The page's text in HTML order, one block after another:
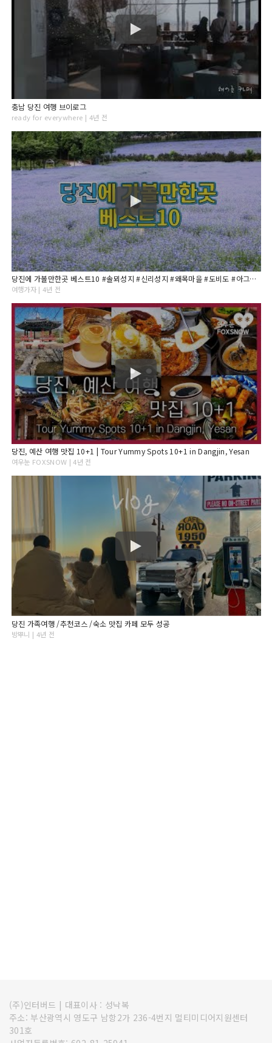
충남 당진 여행 브이로그
ready for everywhere | 4년 전
당진에 가볼만한곳 베스트10 #솔뫼성지 #신리성지 #왜목마을 #도비도 #아그로랜드 #난지섬 #아미미술관 #장고항
여행가자 | 4년 전
당진, 예산 여행 맛집 10+1 | Tour Yummy Spots 10+1 in Dangjin, Yesan
여우눈 FOXSNOW | 4년 전
당진 가족여행 /추천코스 /숙소 맛집 카페 모두 성공
방뿌니 | 4년 전
(주)인터버드 | 대표이사 : 성낙복
주소: 부산광역시 영도구 남항2가 236-4번지 멀티미디어지원센터
301호